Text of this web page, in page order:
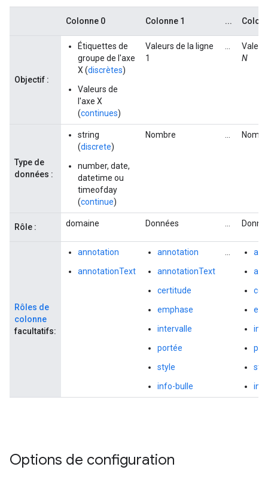
Colonne 0 Colonne 1 ...
Objectif :
Étiquettes de
groupe de l'axe
X (discrètes)
Valeurs de
l'axe X
(continues)
Valeurs de la ligne
1
N
Type de
données :
string
(discrete)
number, date,
datetime ou
timeofday
(continue)
Nombre
Rôle : domaine Données
Rôles de
colonne
facultatifs:
annotation
annotationText
annotation
annotationText
certitude
emphase
intervalle
portée
style
info-bulle
Options de configuration